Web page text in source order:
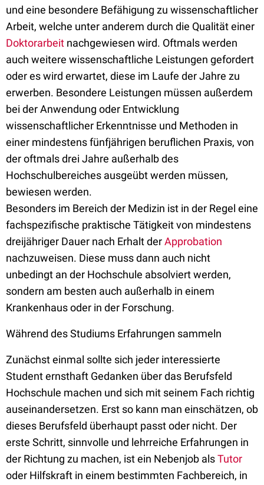
und eine besondere Befähigung zu wissenschaftlicher
Arbeit, welche unter anderem durch die Qualität einer
Doktorarbeit nachgewiesen wird. Oftmals werden
auch weitere wissenschaftliche Leistungen gefordert
oder es wird erwartet, diese im Laufe der Jahre zu
erwerben. Besondere Leistungen müssen außerdem
bei der Anwendung oder Entwicklung
wissenschaftlicher Erkenntnisse und Methoden in
einer mindestens fünfjährigen beruflichen Praxis, von
der oftmals drei Jahre außerhalb des
Hochschulbereiches ausgeübt werden müssen,
bewiesen werden.
Besonders im Bereich der Medizin ist in der Regel eine
fachspezifische praktische Tätigkeit von mindestens
dreijähriger Dauer nach Erhalt derApprobation
nachzuweisen. Diese muss dann auch nicht
unbedingt an der Hochschule absolviert werden,
sondern am besten auch außerhalb in einem
Krankenhaus oder in der Forschung.
Während des Studiums Erfahrungen sammeln
Zunächst einmal sollte sich jeder interessierte
Student ernsthaft Gedanken über das Berufsfeld
Hochschule machen und sich mit seinem Fach richtig
auseinandersetzen. Erst so kann man einschätzen, ob
dieses Berufsfeld überhaupt passt oder nicht. Der
erste Schritt, sinnvolle und lehrreiche Erfahrungen in
der Richtung zu machen, ist ein Nebenjob alsTutor
oder Hilfskraft in einem bestimmten Fachbereich, in